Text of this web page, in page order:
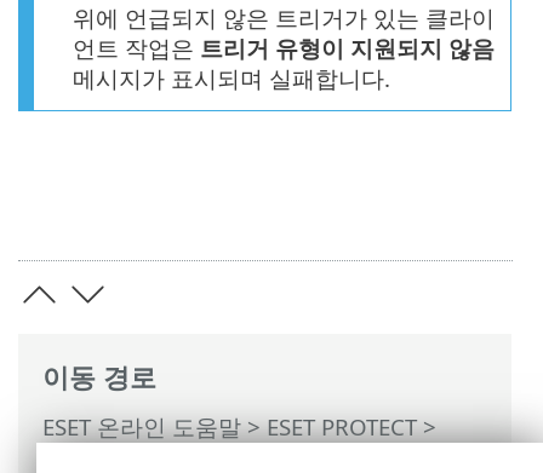
이동 경로
ESET 온라인 도움말>ESET PROTECT>
위에 언급되지 않은 트리거가 있는 클라이
언트 작업은 트리거 유형이 지원되지 않음
메시지가 표시되며 실패합니다.